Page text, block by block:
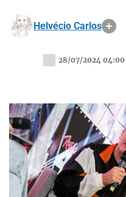
Helvécio Carlos
28/07/2024 04:00